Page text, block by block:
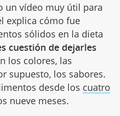
un vídeo muy útil para
explica cómo fue
sólidos en la dieta
cuestión de dejarles
los colores, las
supuesto, los sabores.
desde los cuatro
nueve meses.